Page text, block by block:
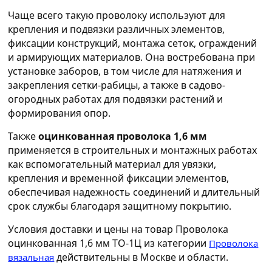
Чаще всего такую проволоку используют для
крепления и подвязки различных элементов,
фиксации конструкций, монтажа сеток, ограждений
и армирующих материалов. Она востребована при
установке заборов, в том числе для натяжения и
закрепления сетки-рабицы, а также в садово-
огородных работах для подвязки растений и
формирования опор.
Такжеоцинкованная проволока 1,6 мм
применяется в строительных и монтажных работах
как вспомогательный материал для увязки,
крепления и временной фиксации элементов,
обеспечивая надежность соединений и длительный
срок службы благодаря защитному покрытию.
Условия доставки и цены на товар Проволока
оцинкованная 1,6 мм ТО-1Ц из категории Проволока
вязальная действительны в Москве и области.